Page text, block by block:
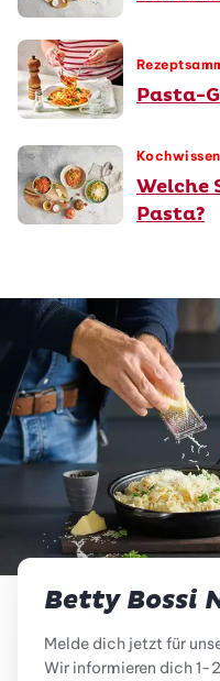
Pasta-
Kochwissen
Welche
Pasta?
Betty Bossi
Melde dich jetzt für
Wir informieren dich 1-